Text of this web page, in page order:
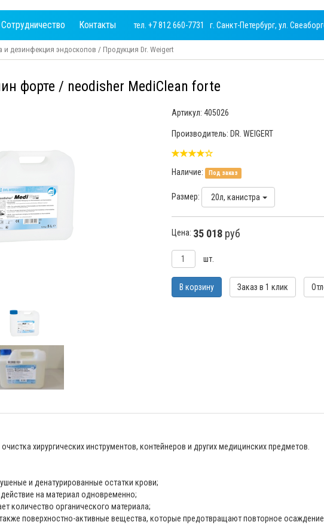
Сотрудничество Контакты тел. +7 812 660-7731 г. Санкт-Петербург, ул.
и дезинфекция эндоскопов / Продукция Dr. Weigert
форте / neodisher MediClean forte
Артикул: 405026
Производитель: DR. WEIGERT
Наличие: Под заказ
Размер: 20л, канистра
Цена: 35 018 руб
шт.
В корзину Заказ в 1 клик
хирургических инструментов, контейнеров и других медицинских предметов.
и денатурированные остатки крови;
на материал одновременно;
количество органического материала;
поверхностно-активные вещества, которые предотвращают повторное